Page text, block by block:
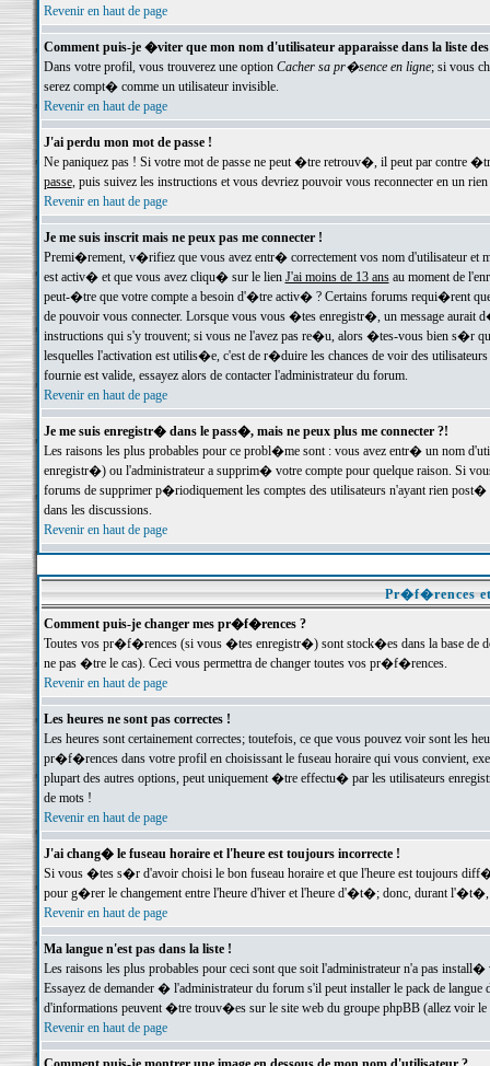
Revenir en haut de page
Comment puis-je �viter que mon nom d'utilisateur apparaisse dans la liste
Dans votre profil, vous trouverez une option Cacher sa pr�sence en ligne; si vous
serez compt� comme un utilisateur invisible.
Revenir en haut de page
J'ai perdu mon mot de passe !
Ne paniquez pas ! Si votre mot de passe ne peut �tre retrouv�, il peut par contre
passe, puis suivez les instructions et vous devriez pouvoir vous reconnecter en un rien
Revenir en haut de page
Je me suis inscrit mais ne peux pas me connecter !
Premi�rement, v�rifiez que vous avez entr� correctement vos nom d'utilisateur
est activ� et que vous avez cliqu� sur le lien J'ai moins de 13 ansau moment de
peut-�tre que votre compte a besoin d'�tre activ� ? Certains forums requi�rent
de pouvoir vous connecter. Lorsque vous vous �tes enregistr�, un message aurait
instructions qui s'y trouvent; si vous ne l'avez pas re�u, alors �tes-vous bien s�r
lesquelles l'activation est utilis�e, c'est de r�duire les chances de voir des
fournie est valide, essayez alors de contacter l'administrateur du forum.
Revenir en haut de page
Je me suis enregistr� dans le pass�, mais ne peux plus me connecter ?!
Les raisons les plus probables pour ce probl�me sont : vous avez entr� un nom
enregistr�) ou l'administrateur a supprim� votre compte pour quelque raison. Si
forums de supprimer p�riodiquement les comptes des utilisateurs n'ayant rien
dans les discussions.
Revenir en haut de page
Pr�f�rences
Comment puis-je changer mes pr�f�rences ?
Toutes vos pr�f�rences (si vous �tes enregistr�) sont stock�es dans la base de
ne pas �tre le cas). Ceci vous permettra de changer toutes vos pr�f�rences.
Revenir en haut de page
Les heures ne sont pas correctes !
Les heures sont certainement correctes; toutefois, ce que vous pouvez voir sont
pr�f�rences dans votre profil en choisissant le fuseau horaire qui vous convient,
plupart des autres options, peut uniquement �tre effectu� par les utilisateurs
de mots !
Revenir en haut de page
J'ai chang� le fuseau horaire et l'heure est toujours incorrecte !
Si vous �tes s�r d'avoir choisi le bon fuseau horaire et que l'heure est toujours
pour g�rer le changement entre l'heure d'hiver et l'heure d'�t�; donc, durant
Revenir en haut de page
Ma langue n'est pas dans la liste !
Les raisons les plus probables pour ceci sont que soit l'administrateur n'a pas
Essayez de demander � l'administrateur du forum s'il peut installer le pack de
d'informations peuvent �tre trouv�es sur le site web du groupe phpBB (allez voir le
Revenir en haut de page